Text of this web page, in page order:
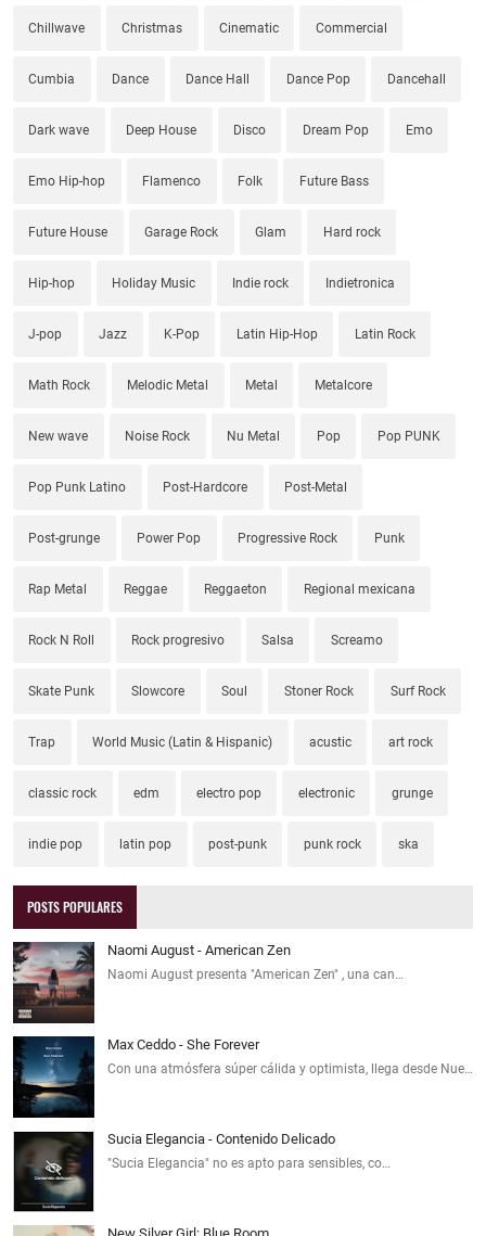
Chillwave Christmas Cinematic Commercial
Cumbia Dance Dance Hall Dance Pop Dancehall
Dark wave Deep House Disco Dream Pop Emo
Emo Hip-hop Flamenco Folk Future Bass
Future House Garage Rock Glam Hard rock
Hip-hop Holiday Music Indie rock Indietronica
J-pop Jazz K-Pop Latin Hip-Hop Latin Rock
Math Rock Melodic Metal Metal Metalcore
New wave Noise Rock Nu Metal Pop Pop PUNK
Pop Punk Latino Post-Hardcore Post-Metal
Post-grunge Power Pop Progressive Rock Punk
Rap Metal Reggae Reggaeton Regional mexicana
Rock N Roll Rock progresivo Salsa Screamo
Skate Punk Slowcore Soul Stoner Rock Surf Rock
Trap World Music (Latin & Hispanic) acustic art rock
classic rock edm electro pop electronic grunge
indie pop latin pop post-punk punk rock ska
POSTS POPULARES
Naomi August - American Zen
Naomi August presenta "American Zen" , una can…
Max Ceddo - She Forever
Con una atmósfera súper cálida y optimista, llega desde Nue…
Sucia Elegancia - Contenido Delicado
"Sucia Elegancia" no es apto para sensibles, co…